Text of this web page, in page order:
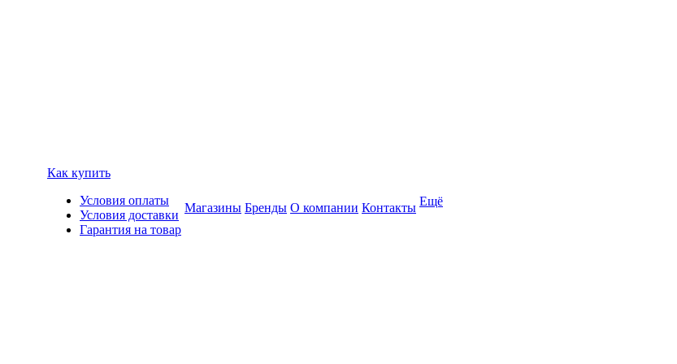
Как купить
Условия оплаты
Условия доставки
Гарантия на товар
Магазины Бренды О компании Контакты Ещё